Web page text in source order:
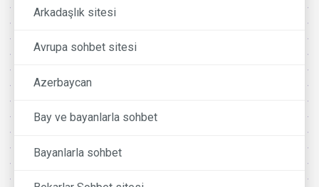
Arkadaşlık sitesi
Avrupa sohbet sitesi
Azerbaycan
Bay ve bayanlarla sohbet
Bayanlarla sohbet